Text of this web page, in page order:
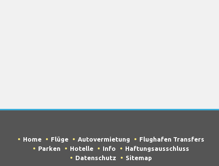
Home Flüge Autovermietung
Flughafen Transfers
Parken
Hotelle Info
Haftungsausschluss
Datenschutz
Sitemap